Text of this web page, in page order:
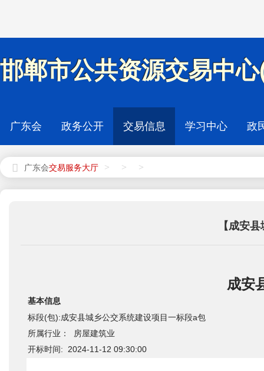
邯郸市公共资源交易中
广东会 政务公开 交易信息 学习中心 政
广东会 > > >
【成安
成安
基本信息
标段(包):成安县城乡公交系统建设项目一标段a包
所属行业： 房屋建筑业
开标时间: 2024-11-12 09:30:00